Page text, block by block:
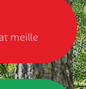
meille